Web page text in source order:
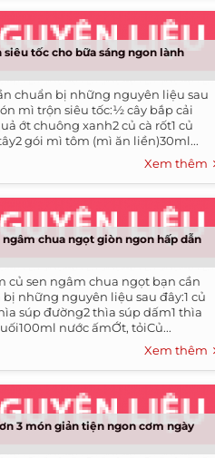
siêu tốc cho bữa sáng ngon lành
chuẩn bị những nguyên liệu sau
mì trộn siêu tốc:½ cây bắp cải
ớt chuông xanh2 củ cà rốt1 củ
gói mì tôm (mì ăn liền)30ml...
Xem thêm
ngâm chua ngọt giòn ngon hấp dẫn
củ sen ngâm chua ngọt bạn cần
bị những nguyên liệu sau đây:1 củ
súp đường2 thìa súp dấm1 thìa
nước ấmỚt, tỏiCủ...
Xem thêm
3 món giản tiện ngon cơm ngày